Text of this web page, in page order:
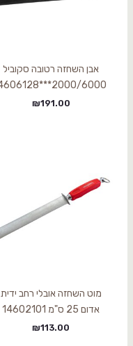
אבן השחזה רטובה סקוביל
2000/6000***14606128
₪191.00
מוט השחזה אובלי רחב ידית
אדום 25 ס"מ 14602101
₪113.00